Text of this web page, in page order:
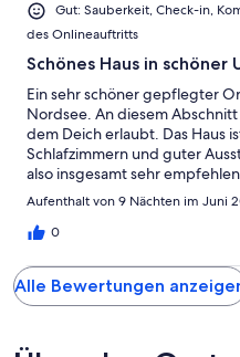
Gut: Sauberkeit, Check-in,
des Onlineauftritts
Schönes Haus in
Ein sehr schöner gepflegter
Nordsee. An diesem
dem Deich erlaubt. Das Haus
Schlafzimmern und guter
also insgesamt sehr
Aufenthalt von 9 Nächten im Juni
0
Alle Bewertungen